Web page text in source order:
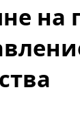
на